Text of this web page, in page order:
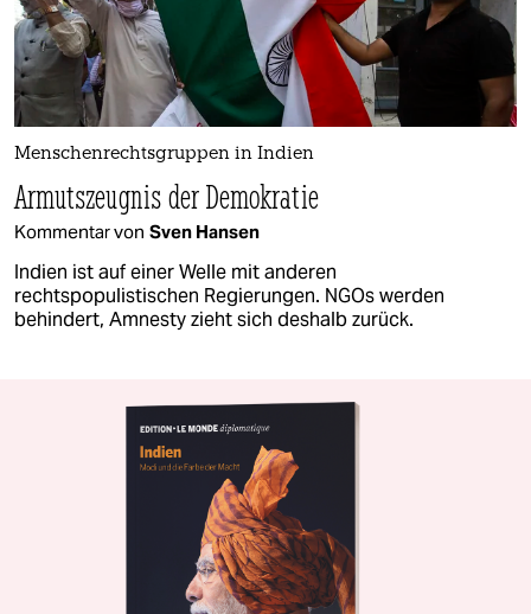
Menschenrechtsgruppen in Indien
Armutszeugnis der Demokratie
Kommentar von Sven Hansen
Indien ist auf einer Welle mit anderen
rechtspopulistischen Regierungen. NGOs werden
behindert, Amnesty zieht sich deshalb zurück.